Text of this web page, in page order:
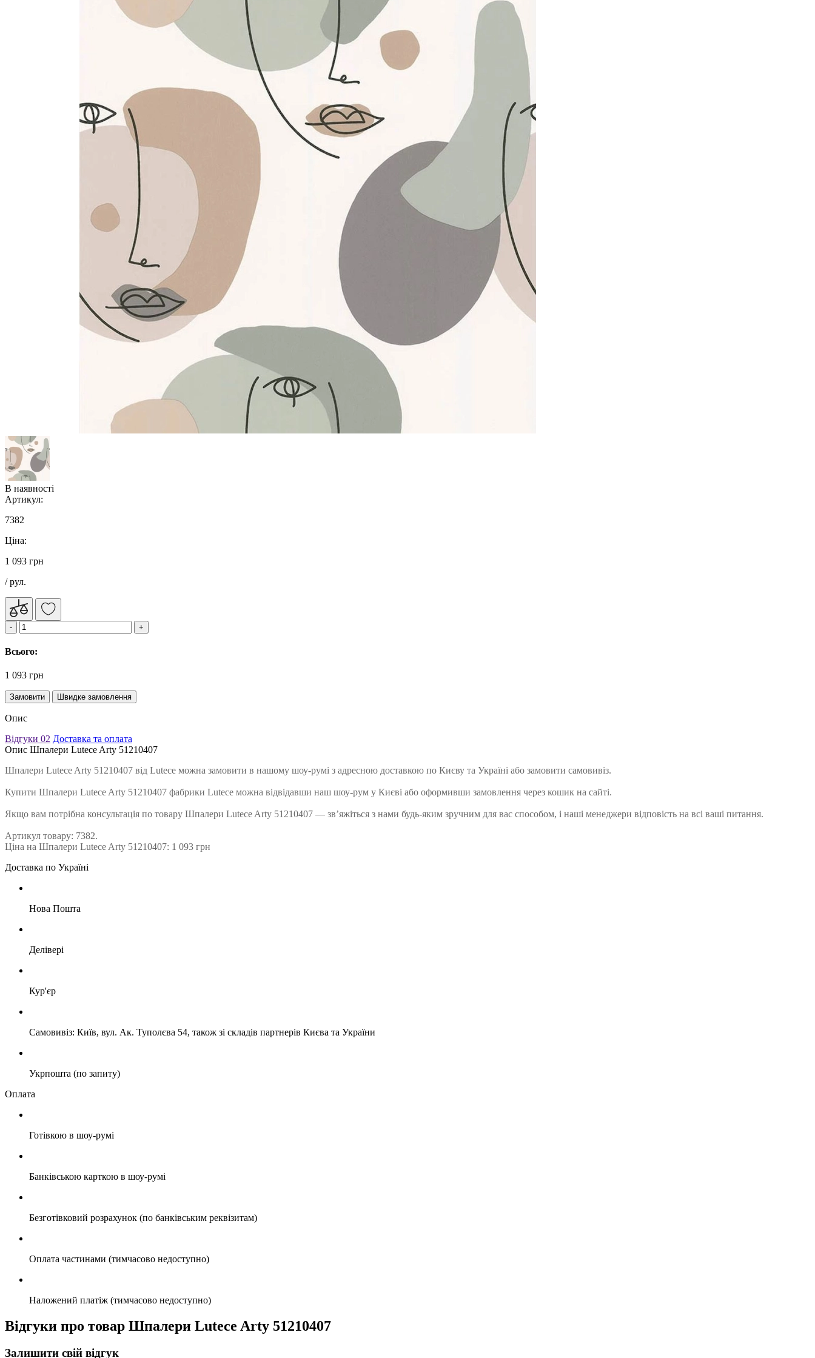
В наявності
Артикул:
7382
Ціна:
1 093 грн
/ рул.
Всього:
1 093 грн
Замовити Швидке замовлення
Опис
Відгуки 02 Доставка та оплата
Опис Шпалери Lutece Arty 51210407
Шпалери Lutece Arty 51210407 від Lutece можна замовити в нашому шоу-румі з адресною доставкою по Києву та Україні або замовити самовивіз.
Купити Шпалери Lutece Arty 51210407 фабрики Lutece можна відвідавши наш шоу-рум у Києві або оформивши замовлення через кошик на сайті.
Якщо вам потрібна консультація по товару Шпалери Lutece Arty 51210407 — зв’яжіться з нами будь-яким зручним для вас способом, і наші менеджери відповість на всі ваші питання.
Артикул товару: 7382.
Ціна на Шпалери Lutece Arty 51210407: 1 093 грн
Доставка по Україні
Нова Пошта
Делівері
Кур'єр
Самовивіз: Київ, вул. Ак. Туполєва 54, також зі складів партнерів Києва та України
Укрпошта (по запиту)
Оплата
Готівкою в шоу-румі
Банківською карткою в шоу-румі
Безготівковий розрахунок (по банківським реквізитам)
Оплата частинами (тимчасово недоступно)
Наложений платіж (тимчасово недоступно)
Відгуки про товар Шпалери Lutece Arty 51210407
Залишити свій відгук